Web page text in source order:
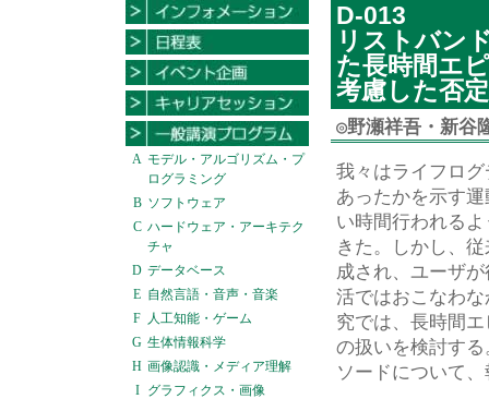
A モデル・アルゴリズム・プ
ログラミング
B ソフトウェア
C ハードウェア・アーキテク
チャ
D データベース
E 自然言語・音声・音楽
F 人工知能・ゲーム
G 生体情報科学
H 画像認識・メディア理解
I
グラフィクス・画像
D-013
リストバン
た長時間エ
考慮した否
◎野瀬祥吾・新谷
我々はライフロ
あったかを示す
い時間行われる
きた。しかし、
成され、ユーザ
活ではおこなわ
究では、長時間
の扱いを検討す
ソードについて